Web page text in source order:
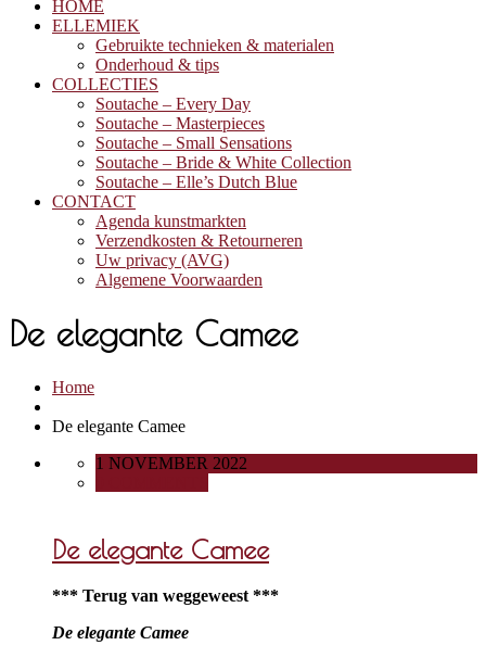
HOME
ELLEMIEK
Gebruikte technieken & materialen
Onderhoud & tips
COLLECTIES
Soutache – Every Day
Soutache – Masterpieces
Soutache – Small Sensations
Soutache – Bride & White Collection
Soutache – Elle’s Dutch Blue
CONTACT
Agenda kunstmarkten
Verzendkosten & Retourneren
Uw privacy (AVG)
Algemene Voorwaarden
De elegante Camee
Home
De elegante Camee
1 NOVEMBER 2022
De elegante Camee
*** Terug van weggeweest ***
De elegante Camee